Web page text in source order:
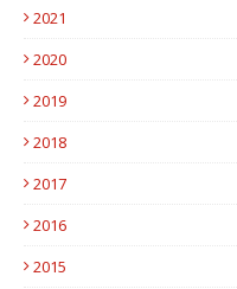
2021
2020
2019
2018
2017
2016
2015